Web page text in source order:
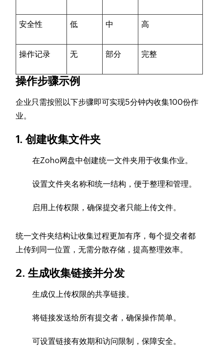
安全性 低 中 高
操作记录 无 部分 完整
操作步骤示例
企业只需按照以下步骤即可实现5分钟内收集100份作
业。
1. 创建收集文件夹
在Zoho网盘中创建统一文件夹用于收集作业。
设置文件夹名称和统一结构，便于整理和管理。
启用上传权限，确保提交者只能上传文件。
统一文件夹结构让收集过程更加有序，每个提交者都
上传到同一位置，无需分散存储，提高整理效率。
2. 生成收集链接并分发
生成仅上传权限的共享链接。
将链接发送给所有提交者，确保操作简单。
可设置链接有效期和访问限制，保障安全。